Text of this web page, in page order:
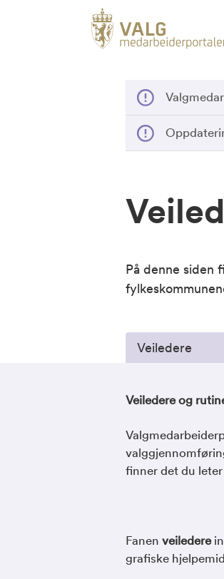
På denne siden
Veiledere
Veiledere og
finner det du
Fanen veiledere
grafiske